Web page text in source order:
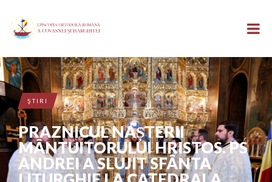
ŞTIRI
PRAZNICUL NAȘTERII
MÂNTUITORULUI HRISTOS. PS
ANDREI A SLUJIT SFÂNTA